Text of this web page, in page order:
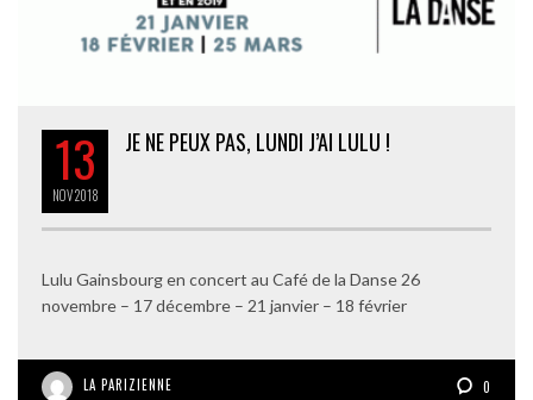
13
NOV2018
JE NE PEUX PAS, LUNDI J’AI LULU !
Lulu Gainsbourg en concert au Café de la Danse 26
novembre – 17 décembre – 21 janvier – 18 février
LA PARIZIENNE 0